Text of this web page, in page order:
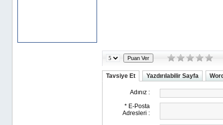
Tavsiye Et Yazdırılabilir Sayfa